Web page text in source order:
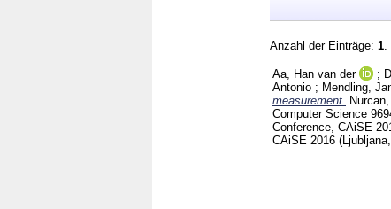
Anzahl der Einträge: 1
Aa, Han van der ;
Antonio ; Mendling,
measurement.
Computer Science
Conference, CAiSE
CAiSE 2016